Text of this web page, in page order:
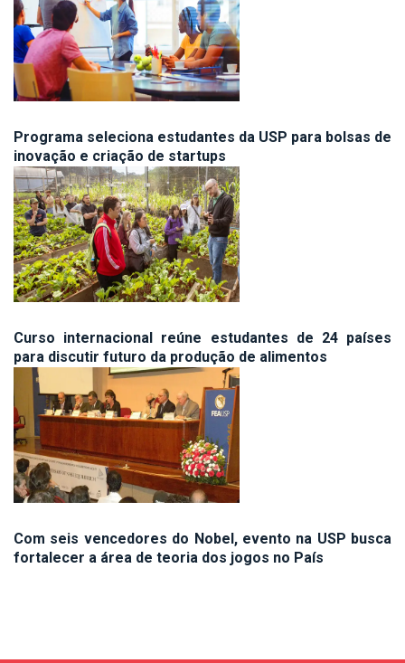
Programa seleciona estudantes da USP para bolsas de
inovação e criação de startups
Curso internacional reúne estudantes de 24 países
para discutir futuro da produção de alimentos
Com seis vencedores do Nobel, evento na USP busca
fortalecer a área de teoria dos jogos no País